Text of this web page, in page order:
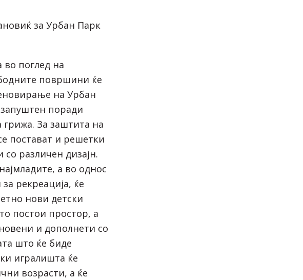
за Урбан Парк
во поглед на
површини ќе
на Урбан
поради
грижа. За заштита на
постават и решетки
различен дизајн.
а во однос
рекреација, ќе
нови детски
постои простор, а
и дополнети со
што ќе биде
игралишта ќе
возрасти, а ќе